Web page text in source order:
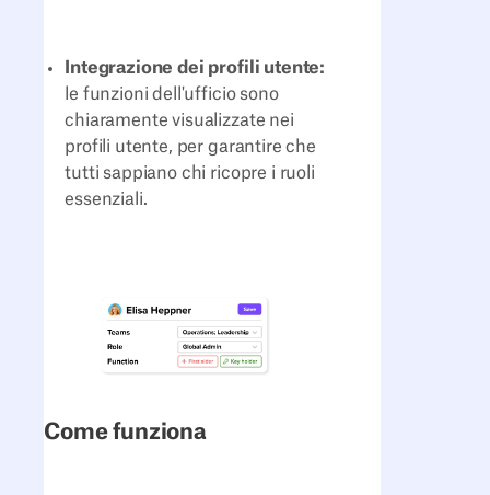
Integrazione dei profili utente:
le funzioni dell'ufficio sono
chiaramente visualizzate nei
profili utente, per garantire che
tutti sappiano chi ricopre i ruoli
essenziali.
Come funziona